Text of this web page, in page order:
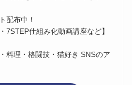
配布中！
7STEP仕組み化動画講座など】
料理・格闘技・猫好き SNSのア